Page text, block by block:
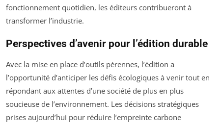
fonctionnement quotidien, les éditeurs contribueront à
transformer l’industrie.
Perspectives d’avenir pour l’édition durable
Avec la mise en place d’outils pérennes, l’édition a
l’opportunité d’anticiper les défis écologiques à venir tout en
répondant aux attentes d’une société de plus en plus
soucieuse de l’environnement. Les décisions stratégiques
prises aujourd’hui pour réduire l’empreinte carbone